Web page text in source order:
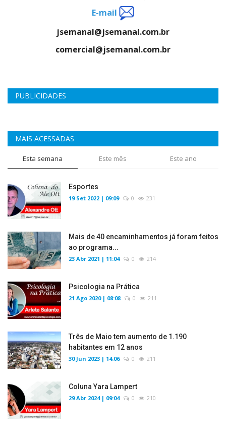
E-mail
jsemanal@jsemanal.com.br
comercial@jsemanal.com.br
PUBLICIDADES
MAIS ACESSADAS
Esta semana Este mês Este ano
Esportes
19 Set 2022 | 09:09 0 231
Mais de 40 encaminhamentos já foram feitos
ao programa...
23 Abr 2021 | 11:04 0 214
Psicologia na Prática
21 Ago 2020 | 08:08 0 211
Três de Maio tem aumento de 1.190
habitantes em 12 anos
30 Jun 2023 | 14:06 0 211
Coluna Yara Lampert
29 Abr 2024 | 09:04 0 210